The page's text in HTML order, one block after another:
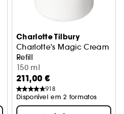
Charlotte Tilbury
Charlotte's Magic Cream
Refill
Recarga Creme Hidratante
150 ml
211,00 €
918
Disponível em 2 formatos